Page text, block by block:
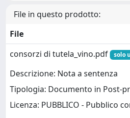
File in questo prodotto:
File
consorzi di tutela_vino.pdf
solo
Descrizione: Nota a sentenza
Tipologia: Documento in Post-
Licenza: PUBBLICO - Pubblico